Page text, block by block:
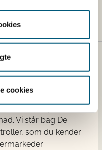
cookies
med hele
Vi står bag De
som du kender